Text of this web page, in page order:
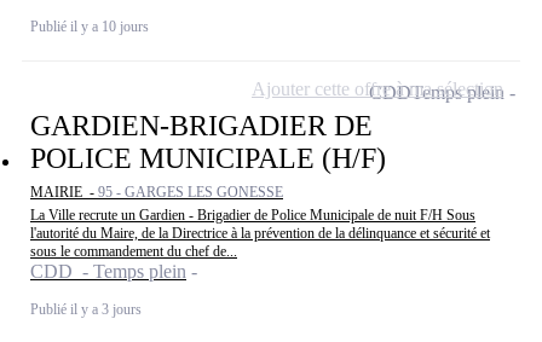
Publié il y a 10 jours
GARDIEN-BRIGADIER DE
POLICE MUNICIPALE (H/F)
MAIRIE - 95 - GARGES LES GONESSE
La Ville recrute un Gardien - Brigadier de Police Municipale de nuit F/H Sous
l'autorité du Maire, de la Directrice à la prévention de la délinquance et sécurité et
sous le commandement du chef de...
CDD - Temps plein
Publié il y a 3 jours
CDDTemps plein
Ajouter cette offre à ma sélection